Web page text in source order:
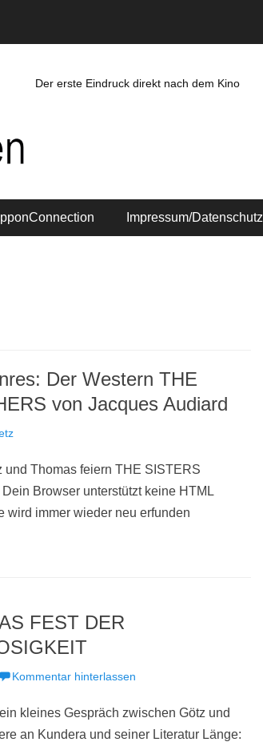
Der erste Eindruck direkt nach dem Kino
Impressum/Datenschutz
Der Western THE
von Jacques Audiard
und Thomas feiern THE SISTERS
Browser unterstützt keine HTML
wird immer wieder neu erfunden
FEST DER
Kommentar hinterlassen
kleines Gespräch zwischen Götz und
an Kundera und seiner Literatur Länge: